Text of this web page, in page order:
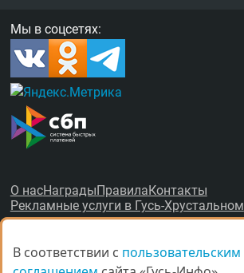
Мы в соцсетях:
О насНаградыПравилаКонтакты
Рекламные услуги в Гусь-Хрустальном
В соответствии с пользовательским
В соответствии с пользовательским